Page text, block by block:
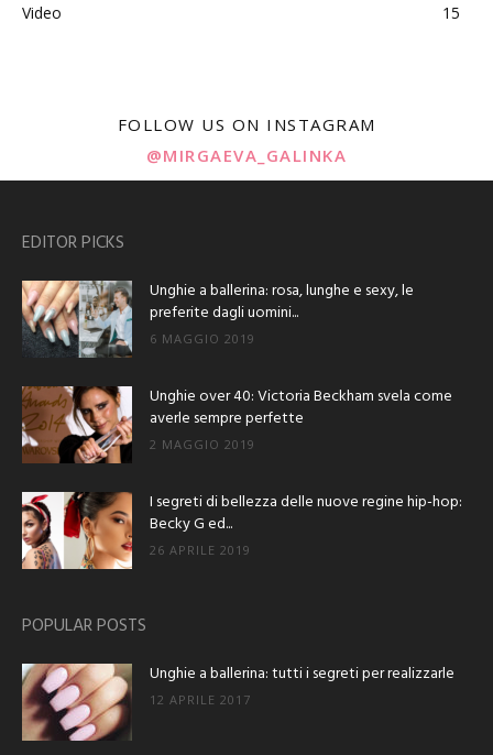
Video
15
FOLLOW US ON INSTAGRAM
@MIRGAEVA_GALINKA
EDITOR PICKS
Unghie a ballerina: rosa, lunghe e sexy, le
preferite dagli uomini...
6 MAGGIO 2019
Unghie over 40: Victoria Beckham svela come
averle sempre perfette
2 MAGGIO 2019
I segreti di bellezza delle nuove regine hip-hop:
Becky G ed...
26 APRILE 2019
POPULAR POSTS
Unghie a ballerina: tutti i segreti per realizzarle
12 APRILE 2017